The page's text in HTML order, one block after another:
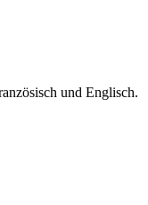
und Englisch.